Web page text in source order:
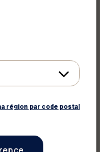
région par code postal